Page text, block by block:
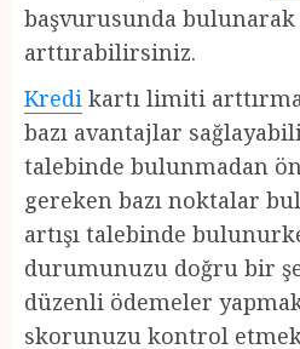
başvurusunda
arttırabilirsiniz.
Kredi kartı limiti
bazı avantajlar
talebinde bulunmadan
gereken bazı noktalar
artışı talebinde
durumunuzu doğru bir
düzenli ödemeler
skorunuzu kontrol